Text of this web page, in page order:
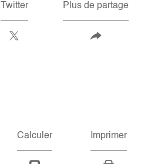
Twitter Plus de partage
Calculer Imprimer